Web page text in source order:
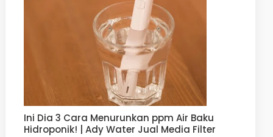
Ini Dia 3 Cara Menurunkan ppm Air Baku
Hidroponik! | Ady Water Jual Media Filter